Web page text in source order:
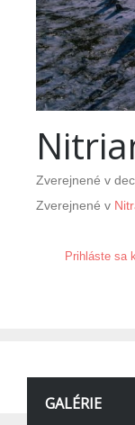
Zverejnené v
Zverejnené v
Prihláste sa
GALÉRIE